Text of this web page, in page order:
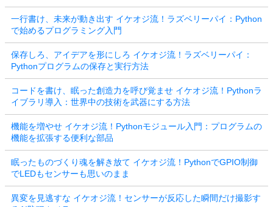
一行書け、未来が動き出す イケオジ流！ラズベリーパイ：Python
で始めるプログラミング入門
保存しろ、アイデアを形にしろ イケオジ流！ラズベリーパイ：
Pythonプログラムの保存と実行方法
コードを書け、眠った創造力を呼び覚ませ イケオジ流！Pythonラ
イブラリ導入：世界中の技術を武器にする方法
機能を増やせ イケオジ流！Pythonモジュール入門：プログラムの
機能を拡張する便利な部品
眠ったものづくり魂を解き放て イケオジ流！PythonでGPIO制御
でLEDもセンサーも思いのまま
異変を見逃すな イケオジ流！センサーが反応した瞬間だけ撮影す